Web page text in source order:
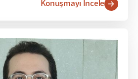
Konuşmayı İncele